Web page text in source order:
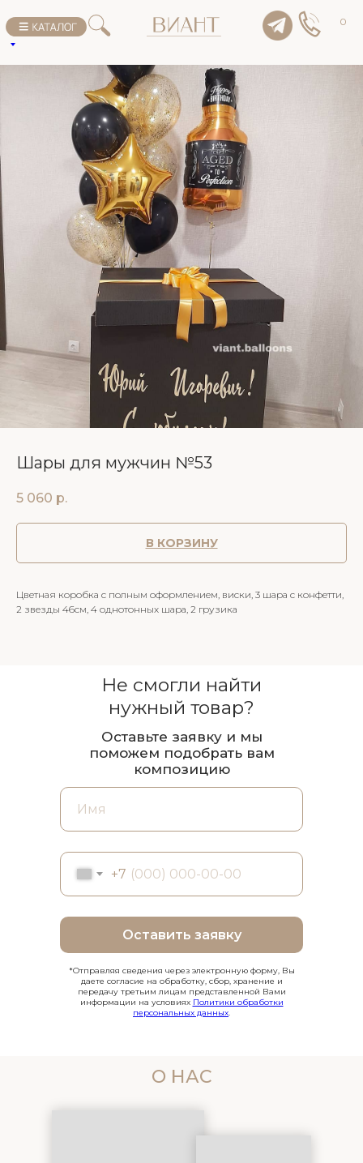
0
Шары для мужчин №53
5 060 р.
В КОРЗИНУ
Цветная коробка с полным оформлением, виски, 3 шара с конфетти,
2 звезды 46см, 4 однотонных шара, 2 грузика
+7
Оставить заявку
Не смогли найти
нужный товар?
Оставьте заявку и мы
поможем подобрать вам
композицию
*Отправляя сведения через электронную форму, Вы
даете согласие на обработку, сбор, хранение и
передачу третьим лицам представленной Вами
информации на условиях Политики обработки
персональных данных.
О НАС